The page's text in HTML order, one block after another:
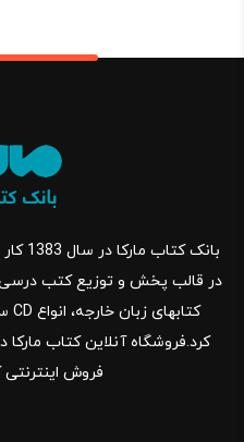
بانک
در قالب پخش و توزیع کتب
فروش